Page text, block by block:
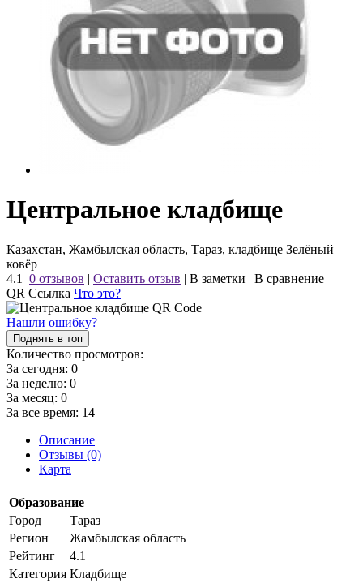
Центральное кладбище
Казахстан, Жамбылская область, Тараз, кладбище Зелёный
ковёр
4.1
0 отзывов | Оставить отзыв | В заметки | В сравнение
QR Ссылка Что это?
Нашли ошибку?
Поднять в топ
Количество просмотров:
За сегодня: 0
За неделю: 0
За месяц: 0
За все время: 14
Описание
Отзывы (0)
Карта
Образование
Город
Тараз
Регион
Жамбылская область
Рейтинг
4.1
Категория Кладбище